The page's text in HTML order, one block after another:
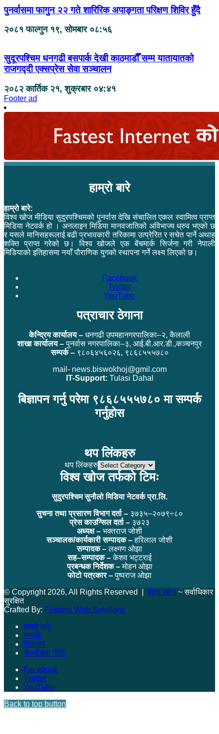
पुनर्वासमा फागुन २२ गते शारिरिक अपाङ्गता परिक्षण शिविर हुँदै
२०८१ फाल्गुन १९, सोमबार ०८:५६
सुदूरपश्चिम धनगढी बसपार्क देखी काठमाडौँ सम्म यातायातको
राजगद्‍दी एक्सप्रेस सेवा सञ्चालन
२०८२ कार्तिक २१, शुक्रबार ०४:४१
Footer ad
हाम्रो बारे
हाम्रो बारे:
विश्व खोज मीडिया सुदुरपश्चिमको पुनर्वास देखि संचालित एकल स्वामित्व प्राप्त
मिडिया नेटवर्क हो । अनलाइन मिडिया मानवजातिको अविभाज्य ध्रुव भएको छ
र यसले मानिसहरूलाई बढी प्रभावकारी तरिकामा उत्प्रेरित र सचेत पार्ने अथाह
शक्ति प्राप्त गरेको छ। विश्व खोजले एक बेंचमार्क सिर्जना गरी नेपाली
मिडियाको इतिहासमा नयाँ पौराणिक युगको स्थापना गर्ने लक्ष्य लिएको छ।
Facebook
Twitter
YouTube
पत्राचार ठेगाना
केन्द्रिय कार्यालय – धनगढी उपमहानगरपालिका–२, कैलाली
शाखा कार्यालय –पुनर्वास नगरपालिका–३, आई.बी.आर.डी.,कञ्चनपुर
सम्पर्क –९८०६४५६०२६, ९८६८५५५७८०
mail- news.biswokhoj@gmil.com
IT-Support: Tulasi Dahal
बिज्ञापन गर्नु परेमा ९८६८५५५७८० मा सम्पर्क
गर्नुहोस
थप लिंकहरु
थप लिंकहरु
विश्व खोज तर्फको टिमः
सुदुरपश्चिम सुनौलो मिडिया नेटवर्क प्रा.लि.
सुचना तथा प्रसारण विभाग दर्ता – ३७३५–२०७९÷८०
प्रेस काउन्सिल दर्ता – ३७२३
अध्यक्ष – भक्तराज जोशी
सञ्चालक/कार्यकारी सम्पादक –हरिलाल जोशी
सम्पादक –लक्ष्मण ओझा
सह–सम्पादक –केशव भट्टराई
प्रबन्धक निर्देशक –मोहन ओझा
फोटो पत्रकार –पुष्पराज ओझा
© Copyright 2026, All Rights Reserved | विश्व खोज~ सर्वाधिकार
सुरक्षित
Crafted By: Fusions Web Solutions
हाम्रो बारे
सम्पर्क
विज्ञापन
गोपनीयता नीति
Facebook
Twitter
YouTube
Back to top button